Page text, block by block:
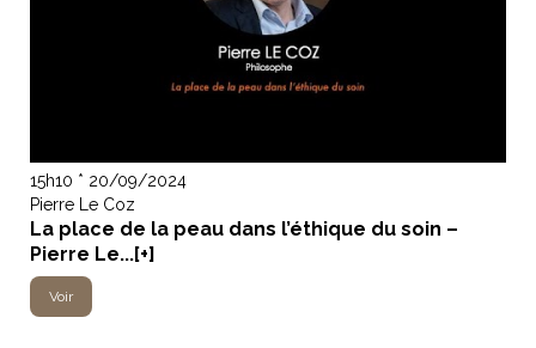
15h10 * 20/09/2024
Pierre Le Coz
La place de la peau dans l’éthique du soin –
Pierre Le...[+]
Voir